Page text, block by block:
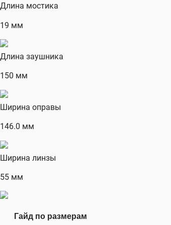
Длина мостика
19 мм
Длина заушника
150 мм
Ширина оправы
146.0 мм
Ширина линзы
55 мм
Гайд по размерам